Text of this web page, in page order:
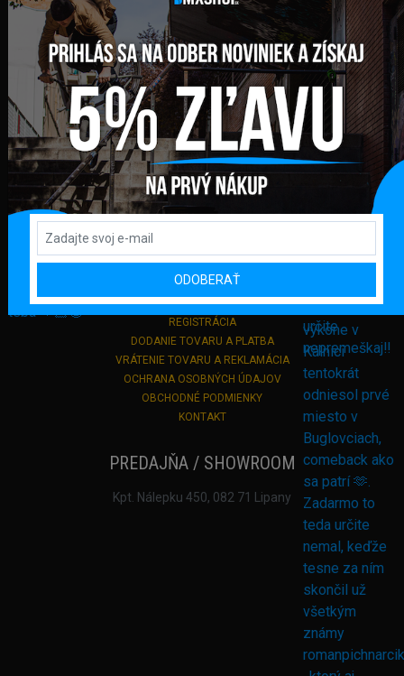
FAKTURAČNÁ ADRESA
GLOBAL DIAMONDS s. r. o.
Námestie sv. Martina 708/30
082 71 Lipany
Slovensko
+421 948 374 905
info@bmxshop.sk
Podporujeme online platby
DÔLEŽITÉ ODKAZY
PRIHLÁSENIE
REGISTRÁCIA
DODANIE TOVARU A PLATBA
VRÁTENIE TOVARU A REKLAMÁCIA
OCHRANA OSOBNÝCH ÚDAJOV
OBCHODNÉ PODMIENKY
KONTAKT
PREDAJŇA / SHOWROOM
Kpt. Nálepku 450, 082 71 Lipany
ODOBERAŤ